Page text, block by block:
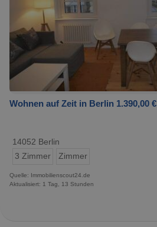
Wohnen auf Zeit in Berlin 1.390,00 €
14052 Berlin
3 Zimmer
Zimmer
Quelle: Immobilienscout24.de
Aktualisiert: 1 Tag, 13 Stunden